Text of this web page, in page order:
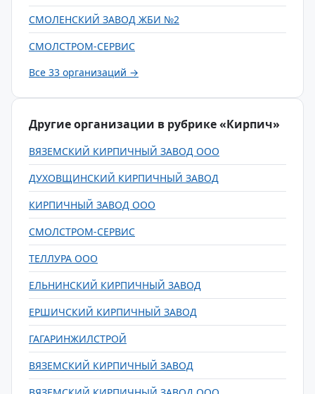
СМОЛЕНСКИЙ ЗАВОД ЖБИ №2
СМОЛСТРОМ-СЕРВИС
Все 33 организаций →
Другие организации в рубрике «Кирпич»
ВЯЗЕМСКИЙ КИРПИЧНЫЙ ЗАВОД ООО
ДУХОВЩИНСКИЙ КИРПИЧНЫЙ ЗАВОД
КИРПИЧНЫЙ ЗАВОД ООО
СМОЛСТРОМ-СЕРВИС
ТЕЛЛУРА ООО
ЕЛЬНИНСКИЙ КИРПИЧНЫЙ ЗАВОД
ЕРШИЧСКИЙ КИРПИЧНЫЙ ЗАВОД
ГАГАРИНЖИЛСТРОЙ
ВЯЗЕМСКИЙ КИРПИЧНЫЙ ЗАВОД